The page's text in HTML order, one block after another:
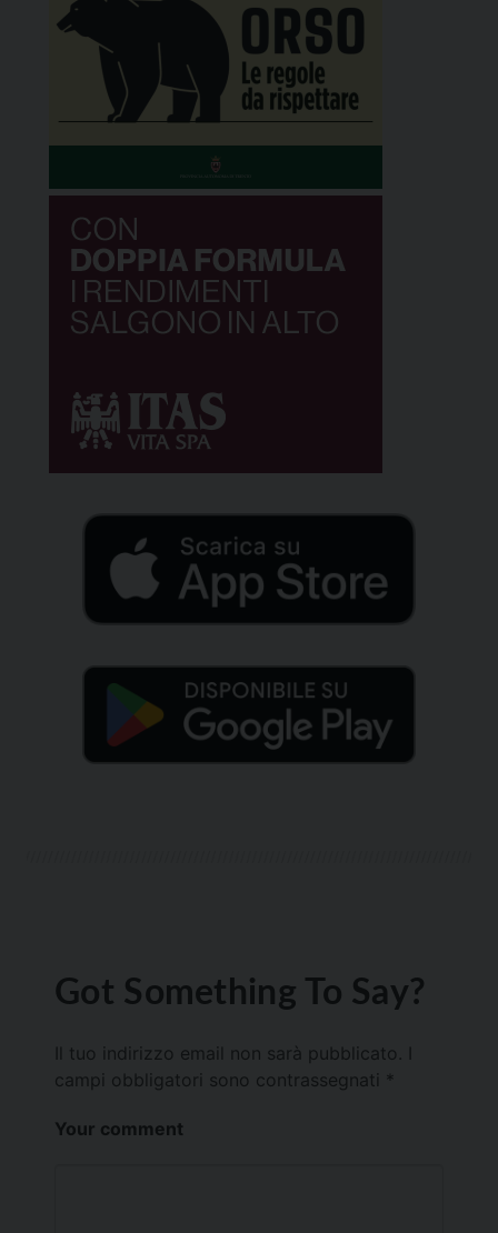
Got Something To Say?
Il tuo indirizzo email non sarà pubblicato.
campi obbligatori sono contrassegnati *
Your comment